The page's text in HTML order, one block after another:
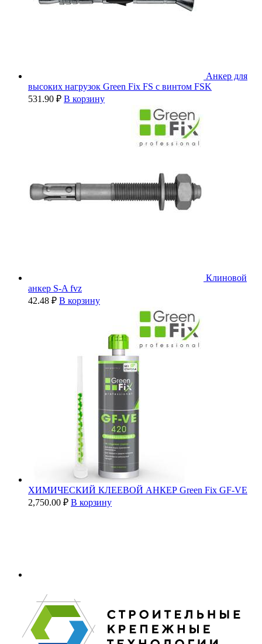
Анкер для
высоких нагрузок Green Fix FS с винтом FSK
531.90 ₽ В корзину
Клиновой
анкер S-A fvz
42.48 ₽ В корзину
ХИМИЧЕСКИЙ КЛЕЕВОЙ АНКЕР Green Fix GF-VE
2,750.00 ₽ В корзину